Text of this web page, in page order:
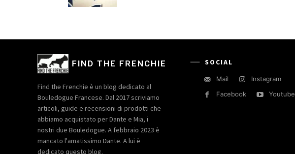
FIND THE FRENCHIE
Find the Frenchie è un blog dedicato al
Bouledogue Francese. Dal 2017 scriviamo
articoli, guide e recensioni di prodotti che
abbiamo acquistato per Dante e Mia, i
nostri due Bouledogue. A febbraio 2023 è
mancato l'amatissimo Dante. A lui è
dedicato questo blog.
SOCIAL
Mail
Instagram
Facebook
Youtube